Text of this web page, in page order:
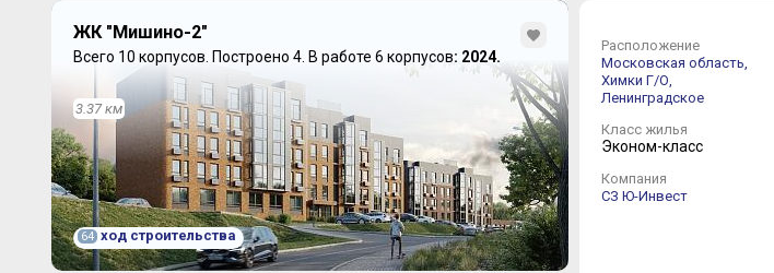
ЖК "Мишино-2"
Всего 10 корпусов. Построено 4. В работе 6 корпусов: 2024.
3.37 км
64 ход строительства
Расположение
Московская область,
Химки Г/О,
Ленинградское
Класс жилья
Эконом-класс
Компания
СЗ Ю-Инвест